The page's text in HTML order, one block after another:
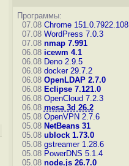
Программы:
07.08 Chrome 151.0.7922.108
07.08 WordPress 7.0.3
07.08 nmap 7.991
06.08 icewm 4.1
06.08 Deno 2.9.5
06.08 docker 29.7.2
06.08 OpenLDAP 2.7.0
06.08 Eclipse 7.121.0
06.08 OpenCloud 7.2.3
06.08 mesa 3d 26.2
05.08 OpenVPN 2.7.6
05.08 NetBeans 31
05.08 ublock 1.73.0
05.08 gstreamer 1.28.6
05.08 PowerDNS 5.1.4
05.08 node.js 26.7.0